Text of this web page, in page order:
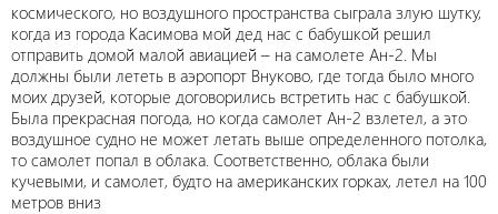
космического, но воздушного пространства сыграла злую шутку,
когда из города Касимова мой дед нас с бабушкой решил
отправить домой малой авиацией – на самолете Ан-2. Мы
должны были лететь в аэропорт Внуково, где тогда было много
моих друзей, которые договорились встретить нас с бабушкой.
Была прекрасная погода, но когда самолет Ан-2 взлетел, а это
воздушное судно не может летать выше определенного потолка,
то самолет попал в облака. Соответственно, облака были
кучевыми, и самолет, будто на американских горках, летел на 100
метров вниз